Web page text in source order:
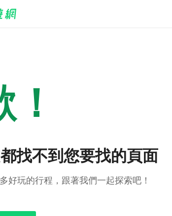
找不到您要找的頁面
好玩的行程，跟著我們一起探索吧！